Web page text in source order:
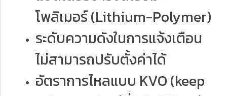
โพลิเมอร์ (Lithium-Polymer)
ระดับความดังในการแจ้งเตือน
ไม่สามารถปรับตั้งค่าได้
อัตราการไหลแบบ KVO (keep